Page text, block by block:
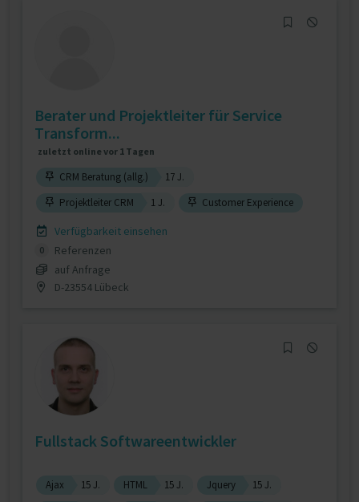
Berater und Projektleiter für Service
Transform...
zuletzt online vor 1 Tagen
CRM Beratung (allg.)
17 J.
Projektleiter CRM
1 J. Customer Experience
Verfügbarkeit einsehen
0
Referenzen
auf Anfrage
D-23554 Lübeck
Fullstack Softwareentwickler
Ajax 15 J. HTML 15 J. Jquery
15 J.